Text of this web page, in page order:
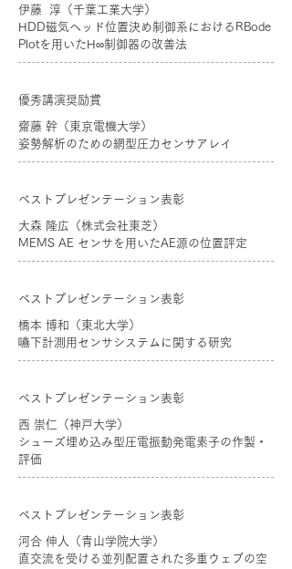
伊藤 淳（千葉工業大学）
HDD磁気ヘッド位置決め制御系におけるRBode
Plotを用いたH∞制御器の改善法
優秀講演奨励賞
齋藤 幹（東京電機大学）
姿勢解析のための網型圧力センサアレイ
ベストプレゼンテーション表彰
大森 隆広（株式会社東芝）
MEMS AE センサを用いたAE源の位置評定
ベストプレゼンテーション表彰
橋本 博和（東北大学）
嚥下計測用センサシステムに関する研究
ベストプレゼンテーション表彰
西 崇仁（神戸大学）
シューズ埋め込み型圧電振動発電素子の作製・
評価
ベストプレゼンテーション表彰
河合 伸人（青山学院大学）
直交流を受ける並列配置された多重ウェブの空